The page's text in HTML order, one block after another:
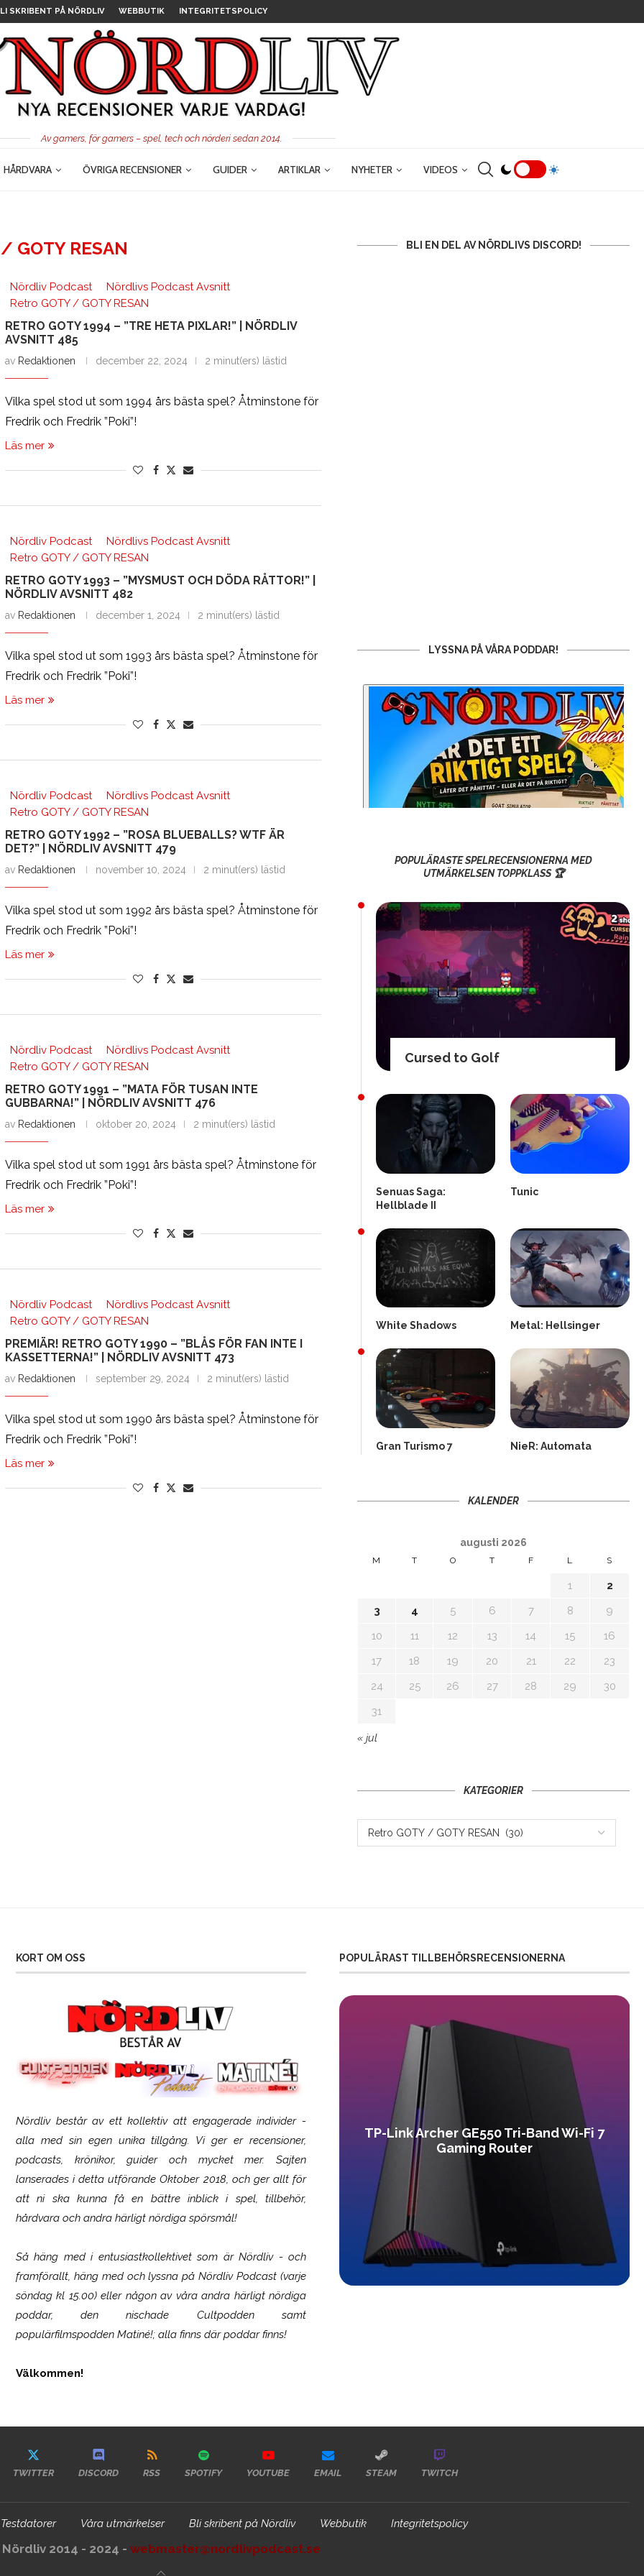
SKRIBENT PÅ NÖRDLIV WEBBUTIK INTEGRITETSPOLICY
Av gamers, för gamers – spel, tech och nörderi sedan 2014.
HÅRDVARA ÖVRIGA RECENSIONER GUIDER ARTIKLAR NYHETER VIDEOS
GOTY RESAN
Nördliv Podcast
Nördlivs Podcast Avsnitt
Retro GOTY / GOTY RESAN
RETRO GOTY 1994 – ”TRE HETA PIXLAR!” | NÖRDLIV
AVSNITT 485
av Redaktionen december 22, 2024 2 minut(ers) lästid
Vilka spel stod ut som 1994 års bästa spel? Åtminstone för
Fredrik och Fredrik ”Poki”!
Läs mer
Nördliv Podcast
Nördlivs Podcast Avsnitt
Retro GOTY / GOTY RESAN
RETRO GOTY 1993 – ”MYSMUST OCH DÖDA RÅTTOR!” |
NÖRDLIV AVSNITT 482
av Redaktionen december 1, 2024 2 minut(ers) lästid
Vilka spel stod ut som 1993 års bästa spel? Åtminstone för
Fredrik och Fredrik ”Poki”!
Läs mer
Nördliv Podcast
Nördlivs Podcast Avsnitt
Retro GOTY / GOTY RESAN
RETRO GOTY 1992 – ”ROSA BLUEBALLS? WTF ÄR
DET?” | NÖRDLIV AVSNITT 479
av Redaktionen november 10, 2024 2 minut(ers) lästid
Vilka spel stod ut som 1992 års bästa spel? Åtminstone för
Fredrik och Fredrik ”Poki”!
Läs mer
Nördliv Podcast
Nördlivs Podcast Avsnitt
Retro GOTY / GOTY RESAN
RETRO GOTY 1991 – ”MATA FÖR TUSAN INTE
GUBBARNA!” | NÖRDLIV AVSNITT 476
av Redaktionen oktober 20, 2024 2 minut(ers) lästid
Vilka spel stod ut som 1991 års bästa spel? Åtminstone för
Fredrik och Fredrik ”Poki”!
Läs mer
Nördliv Podcast
Nördlivs Podcast Avsnitt
Retro GOTY / GOTY RESAN
PREMIÄR! RETRO GOTY 1990 – ”BLÅS FÖR FAN INTE I
KASSETTERNA!” | NÖRDLIV AVSNITT 473
av Redaktionen september 29, 2024 2 minut(ers) lästid
Vilka spel stod ut som 1990 års bästa spel? Åtminstone för
Fredrik och Fredrik ”Poki”!
Läs mer
BLI EN DEL AV NÖRDLIVS DISCORD!
LYSSNA PÅ VÅRA PODDAR!
POPULÄRASTE SPELRECENSIONERNA MED
UTMÄRKELSEN TOPPKLASS 🏆
Cursed to Golf
Senuas Saga:
Hellblade II
Tunic
White Shadows Metal: Hellsinger
Gran Turismo 7 NieR: Automata
KALENDER
augusti 2026
M T O T F L S
1
2
3
4 5 6 7 8
9
10
11 12 13 14 15
16
17
18 19 20 21 22
23
24
25 26 27 28 29
30
31
« jul
KATEGORIER
KORT OM OSS
Nördliv består av ett kollektiv att engagerade individer -
alla med sin egen unika tillgång. Vi ger er recensioner,
podcasts, krönikor, guider och mycket mer. Sajten
lanserades i detta utförande Oktober 2018, och ger allt för
att ni ska kunna få en bättre inblick i spel, tillbehör,
hårdvara och andra härligt nördiga spörsmål!
Så häng med i entusiastkollektivet som ärNördliv- och
framförallt, häng med och lyssna på Nördliv Podcast (varje
söndag kl 15.00) eller någon av våra andra härligt nördiga
poddar, den nischade Cultpodden samt
populärfilmspodden Matiné!; alla finns där poddar finns!
Välkommen!
POPULÄRAST TILLBEHÖRSRECENSIONERNA
Logitech G316 X 98
TP-Link Archer GE550 Tri-Band Wi-Fi 7
Gaming Router
TWITTER DISCORD RSS SPOTIFY YOUTUBE EMAIL STEAM TWITCH
Testdatorer Våra utmärkelser Bli skribent på Nördliv Webbutik Integritetspolicy
Nördliv 2014 - 2024 - webmaster@nordlivpodcast.se